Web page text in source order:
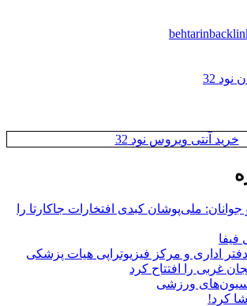
32
خرید آنتی ویروس نود 32
ملی‌پوشان کبدی افتخارات جاکارتا را
اداری و مرکز فیزیوتراپی هیات پزشکی
غربی را افتتاح کرد
ورزشی
کرد!